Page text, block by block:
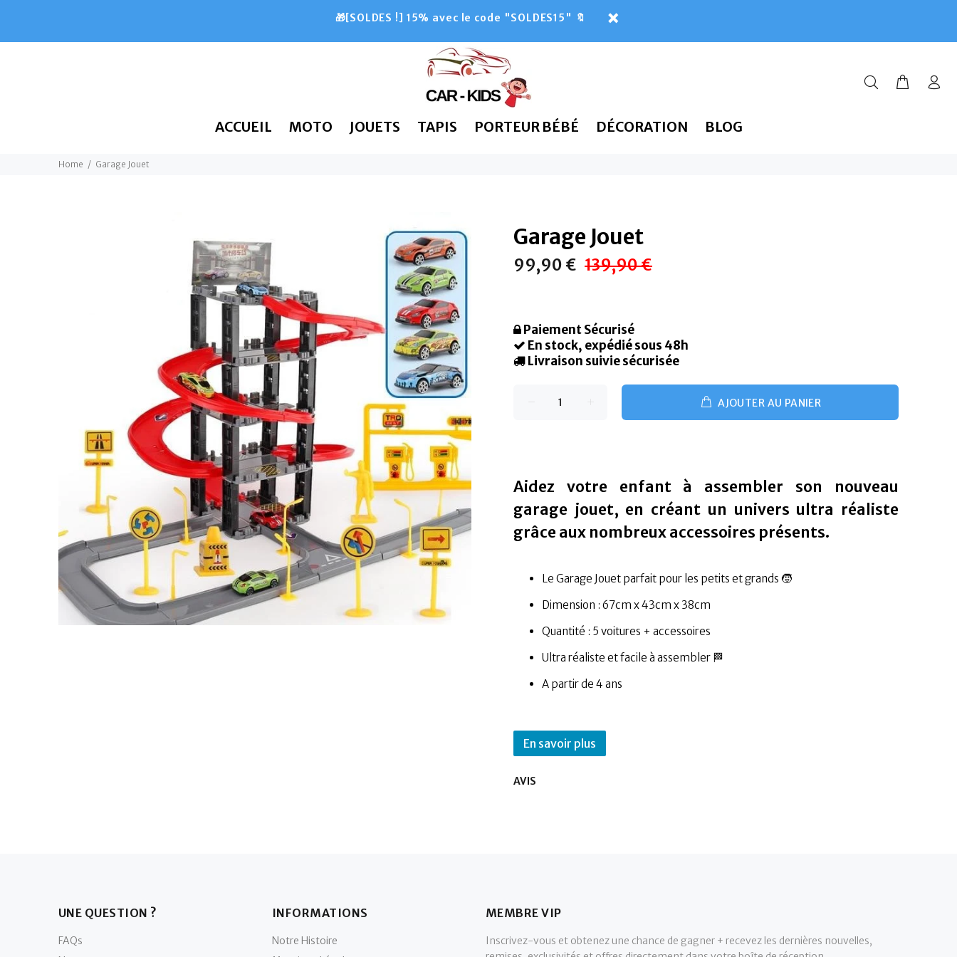
🎁[SOLDES !] 15% avec le code "SOLDES15" 🔖
ACCUEIL MOTO JOUETS TAPIS PORTEUR BÉBÉ DÉCORATION BLOG
Home Garage Jouet
Garage Jouet
99,90 € 139,90 €
Paiement Sécurisé
En stock, expédié sous 48h
Livraison suivie sécurisée
AJOUTER AU PANIER
Aidez votre enfant à assembler son nouveau
garage jouet, en créant un univers ultra réaliste
grâce aux nombreux accessoires présents.
Le Garage Jouet parfait pour les petits et grands 🧒
Dimension : 67cm x 43cm x 38cm
Quantité : 5 voitures + accessoires
Ultra réaliste et facile à assembler 🏁
A partir de 4 ans
En savoir plus
AVIS
UNE QUESTION ?
FAQs
INFORMATIONS
Notre Histoire
MEMBRE VIP
Inscrivez-vous et obtenez une chance de gagner + recevez les dernières nouvelles,